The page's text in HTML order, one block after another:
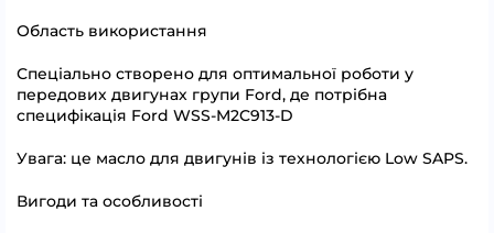
Область використання
Спеціально створено для оптимальної роботи у
передових двигунах групи Ford, де потрібна
специфікація Ford WSS-M2C913-D
Увага: це масло для двигунів із технологією Low SAPS.
Вигоди та особливості